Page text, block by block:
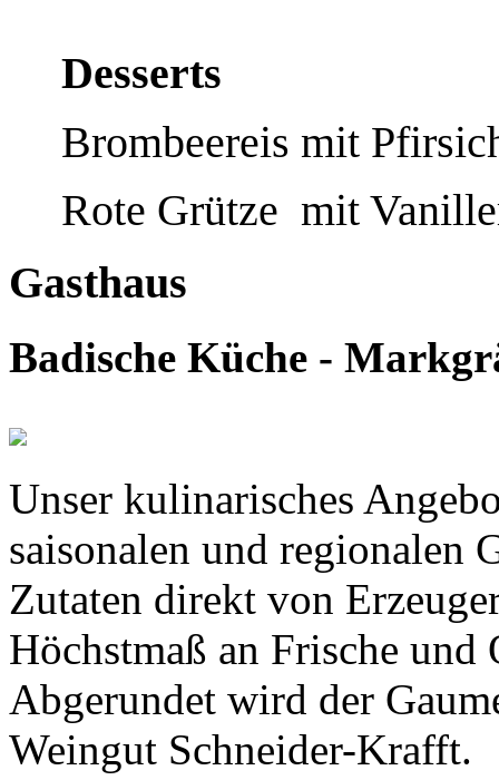
Desserts
Brombeereis mit
Rote Grütze mit
Gasthaus
Badische Küche -
Unser kulinarisches
saisonalen und regionalen
Zutaten direkt von
Höchstmaß an Frische
Abgerundet wird der
Weingut Schneider-Krafft.